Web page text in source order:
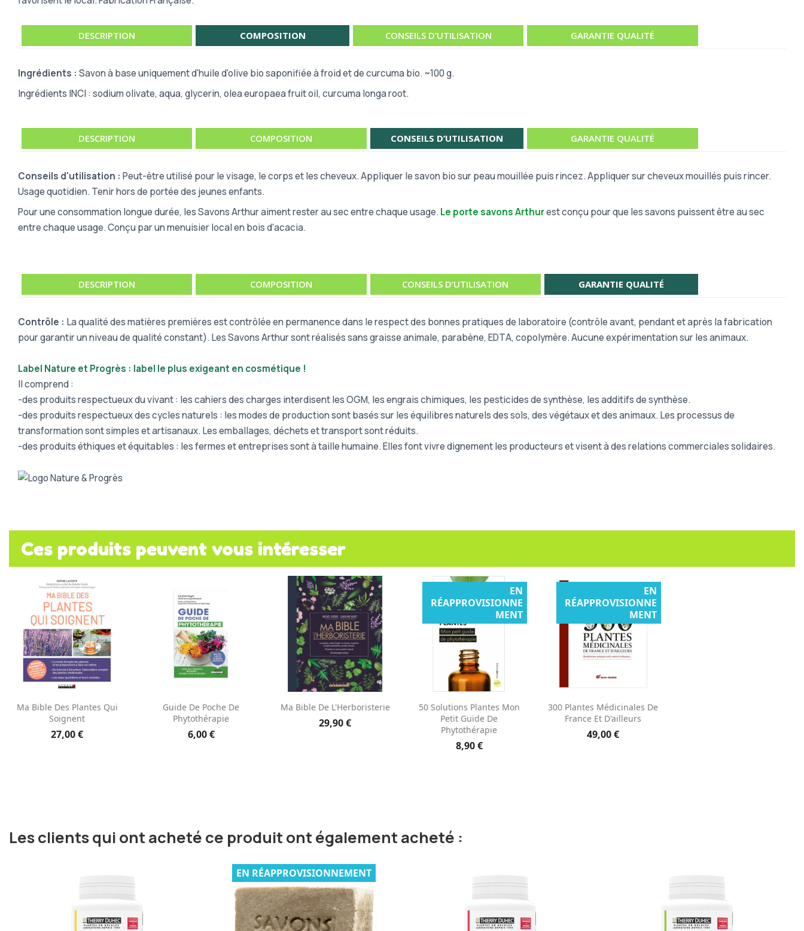
DESCRIPTION COMPOSITION CONSEILS D’UTILISATION GARANTIE QUALITÉ
Ingrédients : Savon à base uniquement d'huile d'olive bio saponifiée à froid et de curcuma bio. ~100 g.
Ingrédients INCI : sodium olivate, aqua, glycerin, olea europaea fruit oil, curcuma longa root.
DESCRIPTION COMPOSITION CONSEILS D’UTILISATION GARANTIE QUALITÉ
Conseils d'utilisation : Peut-être utilisé pour le visage, le corps et les cheveux. Appliquer le savon bio sur peau mouillée puis rincez. Appliquer sur cheveux mouillés puis rincer.
Usage quotidien. Tenir hors de portée des jeunes enfants.
Pour une consommation longue durée, les Savons Arthur aiment rester au sec entre chaque usage. Le porte savons Arthurest conçu pour que les savons puissent être au sec
entre chaque usage. Conçu par un menuisier local en bois d'acacia.
DESCRIPTION COMPOSITION CONSEILS D’UTILISATION GARANTIE QUALITÉ
Contrôle : La qualité des matières premières est contrôlée en permanence dans le respect des bonnes pratiques de laboratoire (contrôle avant, pendant et après la fabrication
pour garantir un niveau de qualité constant). Les Savons Arthur sont réalisés sans graisse animale, parabène, EDTA, copolymère. Aucune expérimentation sur les animaux.
Label Nature et Progrès : label le plus exigeant en cosmétique !
Il comprend :
-des produits respectueux du vivant : les cahiers des charges interdisent les OGM, les engrais chimiques, les pesticides de synthèse, les additifs de synthèse.
-des produits respectueux des cycles naturels : les modes de production sont basés sur les équilibres naturels des sols, des végétaux et des animaux. Les processus de
transformation sont simples et artisanaux. Les emballages, déchets et transport sont réduits.
-des produits éthiques et équitables : les fermes et entreprises sont à taille humaine. Elles font vivre dignement les producteurs et visent à des relations commerciales solidaires.
Ces produits peuvent vous intéresser
Aperçu rapide
Ma Bible Des Plantes Qui
Soignent
27,00 €
Aperçu rapide
Guide De Poche De
Phytothérapie
6,00 €
Aperçu rapide
Ma Bible De L'Herboristerie
29,90 €
Aperçu rapide
50 Solutions Plantes Mon
Petit Guide De
Phytothérapie
8,90 €
EN
RÉAPPROVISIONNE
MENT
Aperçu rapide
300 Plantes Médicinales De
France Et D'ailleurs
49,00 €
EN
RÉAPPROVISIONNE
MENT
Les clients qui ont acheté ce produit ont également acheté :
EN RÉAPPROVISIONNEMENT